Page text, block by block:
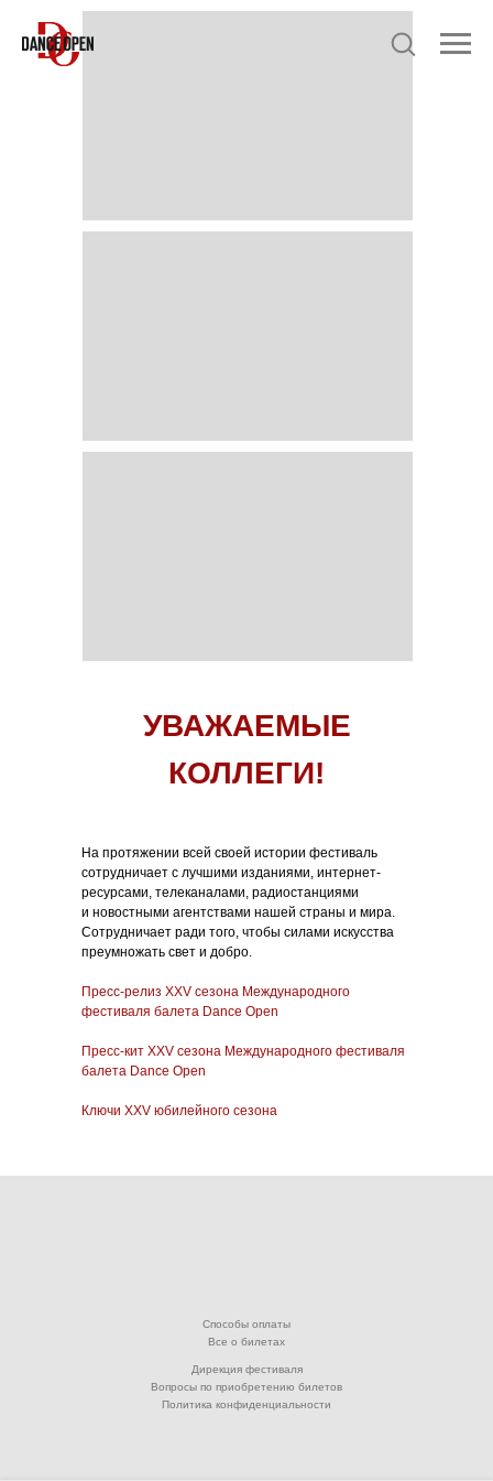
УВАЖАЕМЫЕ
КОЛЛЕГИ!
На протяжении всей своей истории фестиваль
сотрудничает с лучшими изданиями, интернет-
ресурсами, телеканалами, радиостанциями
и новостными агентствами нашей страны и мира.
Сотрудничает ради того, чтобы силами искусства
преумножать свет и добро.
Пресс-релиз XXV сезона Международного
фестиваля балета Dance Open
Пресс-кит XXV сезона Международного фестиваля
балета Dance Open
Ключи XXV юбилейного сезона
Способы оплаты
Дирекция фестиваля
Вопросы по приобретению билетов
Политика конфиденциальности
Все о билетах